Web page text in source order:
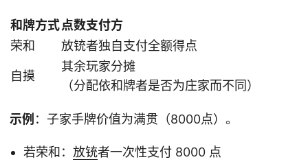
和牌方式点数支付方
荣和
放铳者独自支付全额得点
自摸
其余玩家分摊
（分配依和牌者是否为庄家而不同）
示例 ：子家手牌价值为满贯（8000点）。
若荣和： 放铳者一次性支付 8000 点